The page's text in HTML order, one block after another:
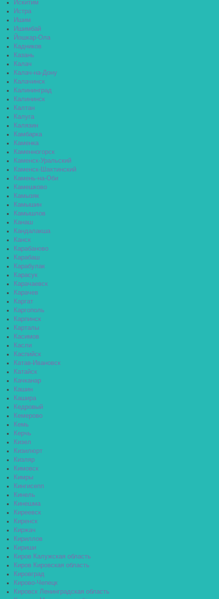
Искитим
Истра
Ишим
Ишимбай
Йошкар-Ола
Кадников
Казань
Калач
Калач-на-Дону
Калачинск
Калининград
Калининск
Калтан
Калуга
Калязин
Камбарка
Каменка
Каменногорск
Каменск-Уральский
Каменск-Шахтинский
Камень-на-Оби
Камешково
Камызяк
Камышин
Камышлов
Канаш
Кандалакша
Канск
Карабаново
Карабаш
Карабулак
Карасук
Карачаевск
Карачев
Каргат
Каргополь
Карпинск
Карталы
Касимов
Касли
Каспийск
Катав-Ивановск
Катайск
Качканар
Кашин
Кашира
Кедровый
Кемерово
Кемь
Керчь
Кизел
Кизилюрт
Кизляр
Кимовск
Кимры
Кингисепп
Кинель
Кинешма
Киреевск
Киренск
Киржач
Кириллов
Кириши
Киров Калужская область
Киров Кировская область
Кировград
Кирово-Чепецк
Кировск Ленинградская область